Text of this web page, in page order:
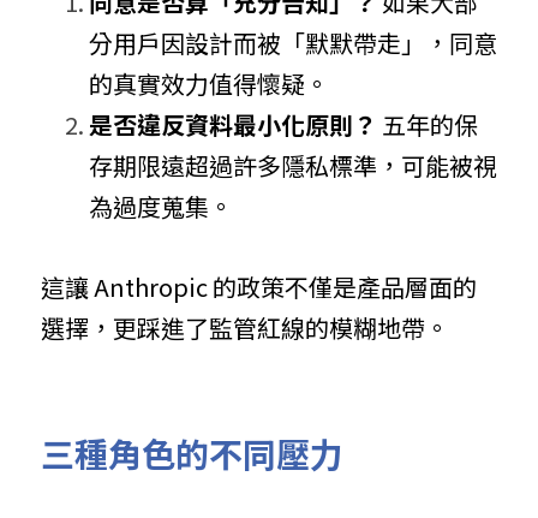
分用戶因設計而被「默默帶走」，同意
的真實效力值得懷疑。
是否違反資料最小化原則？ 五年的保
存期限遠超過許多隱私標準，可能被視
為過度蒐集。
這讓 Anthropic 的政策不僅是產品層面的
選擇，更踩進了監管紅線的模糊地帶。
三種角色的不同壓力